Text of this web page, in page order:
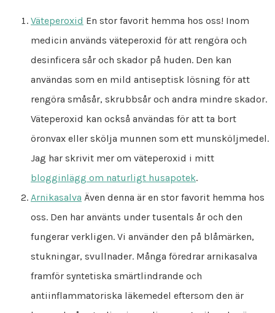
Väteperoxid En stor favorit hemma hos oss! Inom
medicin används väteperoxid för att rengöra och
desinficera sår och skador på huden. Den kan
användas som en mild antiseptisk lösning för att
rengöra småsår, skrubbsår och andra mindre skador.
Väteperoxid kan också användas för att ta bort
öronvax eller skölja munnen som ett munsköljmedel.
Jag har skrivit mer om väteperoxid i mitt
blogginlägg om naturligt husapotek.
Arnikasalva Även denna är en stor favorit hemma hos
oss. Den har använts under tusentals år och den
fungerar verkligen. Vi använder den på blåmärken,
stukningar, svullnader. Många föredrar arnikasalva
framför syntetiska smärtlindrande och
antiinflammatoriska läkemedel eftersom den är